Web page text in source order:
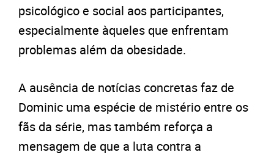
psicológico e social aos participantes,
especialmente àqueles que enfrentam
problemas além da obesidade.
A ausência de notícias concretas faz de
Dominic uma espécie de mistério entre os
fãs da série, mas também reforça a
mensagem de que a luta contra a